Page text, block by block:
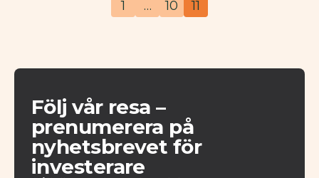
1 … 10 11
Följ vår resa –
prenumerera på
nyhetsbrevet för
investerare